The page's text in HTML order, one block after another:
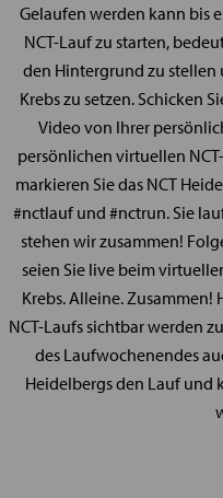
Gelaufen werden kann bis
NCT-Lauf zu starten,
den Hintergrund zu stellen
Krebs zu setzen. Schicken
Video von Ihrer
persönlichen virtuellen
markieren Sie das NCT
#nctlauf und #nctrun. Sie
stehen wir zusammen!
seien Sie live beim
Krebs. Alleine. Zusammen!
NCT-Laufs sichtbar werden
des Laufwochenendes
Heidelbergs den Lauf und